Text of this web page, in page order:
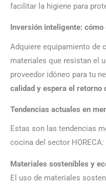
facilitar la higiene para
Inversión inteligente:
Adquiere equipamiento de
materiales que resistan el
proveedor idóneo para tu
calidad y espera el retorno
Tendencias actuales en
Estas son las tendencias
cocina del sector HORECA:
Materiales sostenibles y
El uso de materiales